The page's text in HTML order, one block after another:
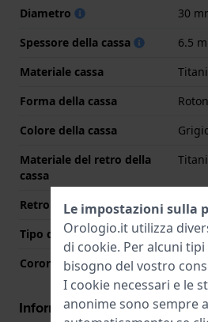
Diametro
30
Spessore della cassa
6.5
Materiale cassa
Forma della cassa
Colore della cassa
Materiale del retro della
cassa
Retro cassa
Tipo di vetro
Corona
Informazioni del movimento
Le impostazioni sulla
Orologio.it utilizza
di cookie. Per alcuni
bisogno del vostro
I cookie necessari e le
anonime sono sempre